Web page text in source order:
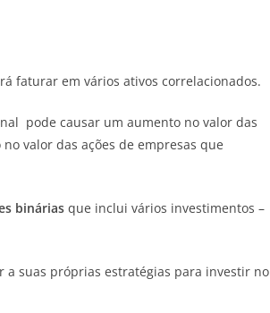
faturar em vários ativos correlacionados.
pode causar um aumento no valor das
valor das ações de empresas que
binárias que inclui vários investimentos –
a suas próprias estratégias para investir no